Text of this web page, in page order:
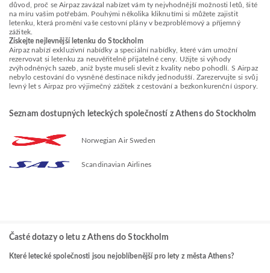
důvod, proč se Airpaz zavázal nabízet vám ty nejvhodnější možnosti letů, šité
na míru vašim potřebám. Pouhými několika kliknutími si můžete zajistit
letenku, která promění vaše cestovní plány v bezproblémový a příjemný
zážitek.
Získejte nejlevnější letenku do Stockholm
Airpaz nabízí exkluzivní nabídky a speciální nabídky, které vám umožní
rezervovat si letenku za neuvěřitelně přijatelné ceny. Užijte si výhody
zvýhodněných sazeb, aniž byste museli slevit z kvality nebo pohodlí. S Airpaz
nebylo cestování do vysněné destinace nikdy jednodušší. Zarezervujte si svůj
levný let s Airpaz pro výjimečný zážitek z cestování a bezkonkurenční úspory.
Seznam dostupných leteckých společností z Athens do Stockholm
Norwegian Air Sweden
Scandinavian Airlines
Časté dotazy o letu z Athens do Stockholm
Které letecké společnosti jsou nejoblíbenější pro lety z města Athens?